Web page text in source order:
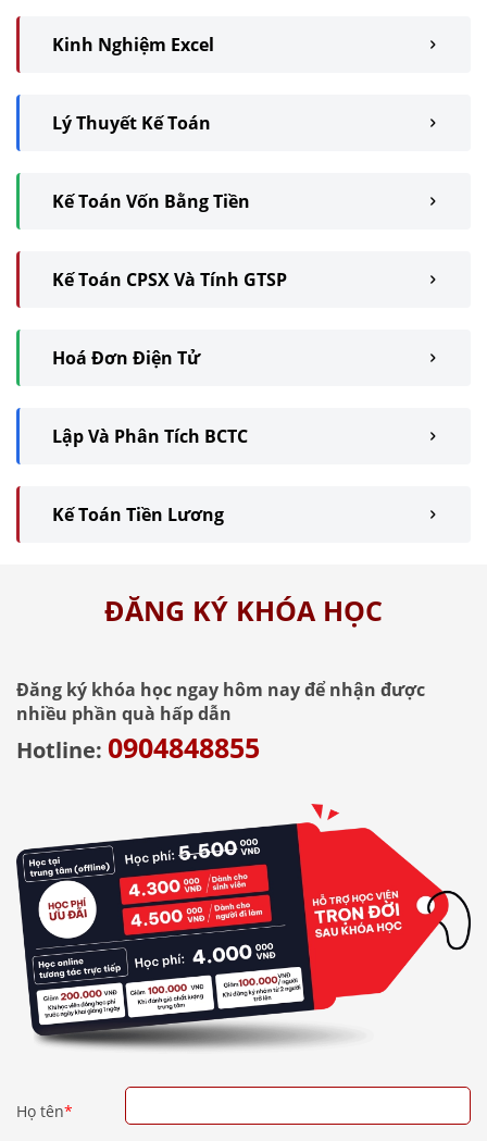
Kinh Nghiệm Excel
Lý Thuyết Kế Toán
Kế Toán Vốn Bằng Tiền
Kế Toán CPSX Và Tính GTSP
Hoá Đơn Điện Tử
Lập Và Phân Tích BCTC
Kế Toán Tiền Lương
ĐĂNG KÝ KHÓA HỌC
Đăng ký khóa học ngay hôm nay để nhận được
nhiều phần quà hấp dẫn
Hotline: 0904848855
Họ tên*